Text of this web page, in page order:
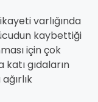
varlığında
kaybettiği
için çok
katı gıdaların